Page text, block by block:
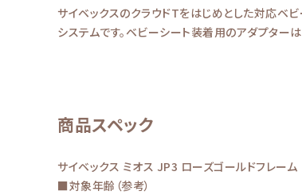
サイベックスのクラウドTをはじめとした対応ベ
システムです。ベビーシート装着用のアダプター
商品スペック
サイベックス ミオス JP3 ローズゴールドフレーム
■対象年齢（参考）